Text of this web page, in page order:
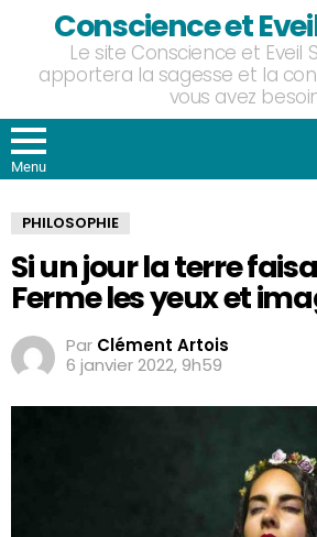
Conscience et
Le site Conscience et Eveil
apportera la sagesse et la
vous avez
Menu
PHILOSOPHIE
Si un jour la terre
Ferme les yeux et
Par Clément Artois
6 janvier 2022, 9h59